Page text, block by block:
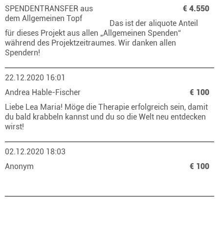
SPENDENTRANSFER aus
dem Allgemeinen Topf
€ 4.550
Das ist der aliquote Anteil
für dieses Projekt aus allen „Allgemeinen Spenden“
während des Projektzeitraumes. Wir danken allen
Spendern!
22.12.2020 16:01
Andrea Hable-Fischer
€ 100
Liebe Lea Maria! Möge die Therapie erfolgreich sein, damit
du bald krabbeln kannst und du so die Welt neu entdecken
wirst!
02.12.2020 18:03
Anonym
€ 100